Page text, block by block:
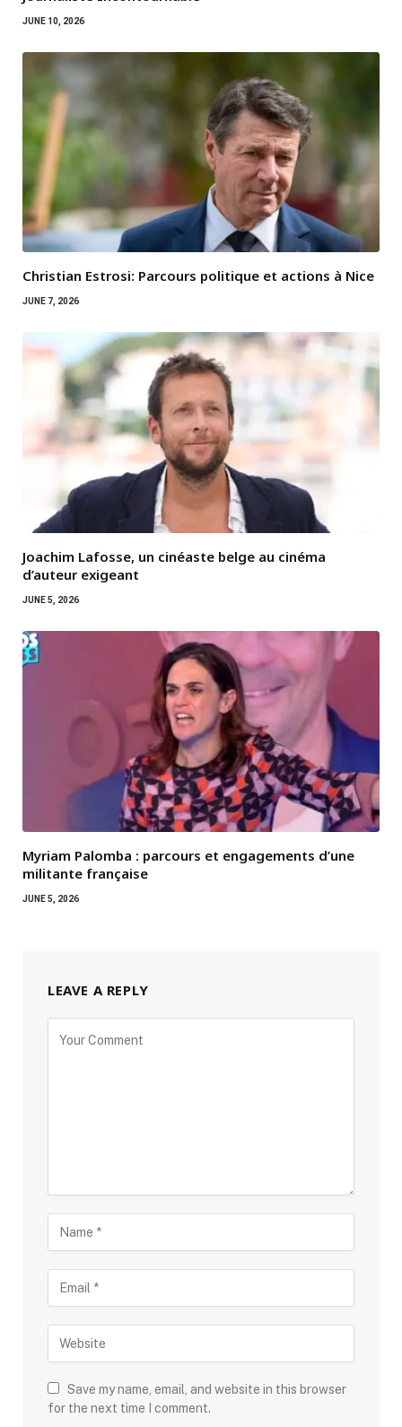
JUNE 10, 2026
Christian Estrosi: Parcours politique et actions à Nice
JUNE 7, 2026
Joachim Lafosse, un cinéaste belge au cinéma
d’auteur exigeant
JUNE 5, 2026
Myriam Palomba : parcours et engagements d’une
militante française
JUNE 5, 2026
LEAVE A REPLY
Save my name, email, and website in this browser
for the next time I comment.